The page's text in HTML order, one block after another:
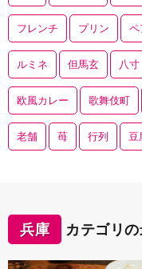
フレンチ プリン ペ
ルミネ 但馬玄 八寸
欧風カレー 歌舞伎町
老舗 苺 行列 豆
兵庫 カテゴリ